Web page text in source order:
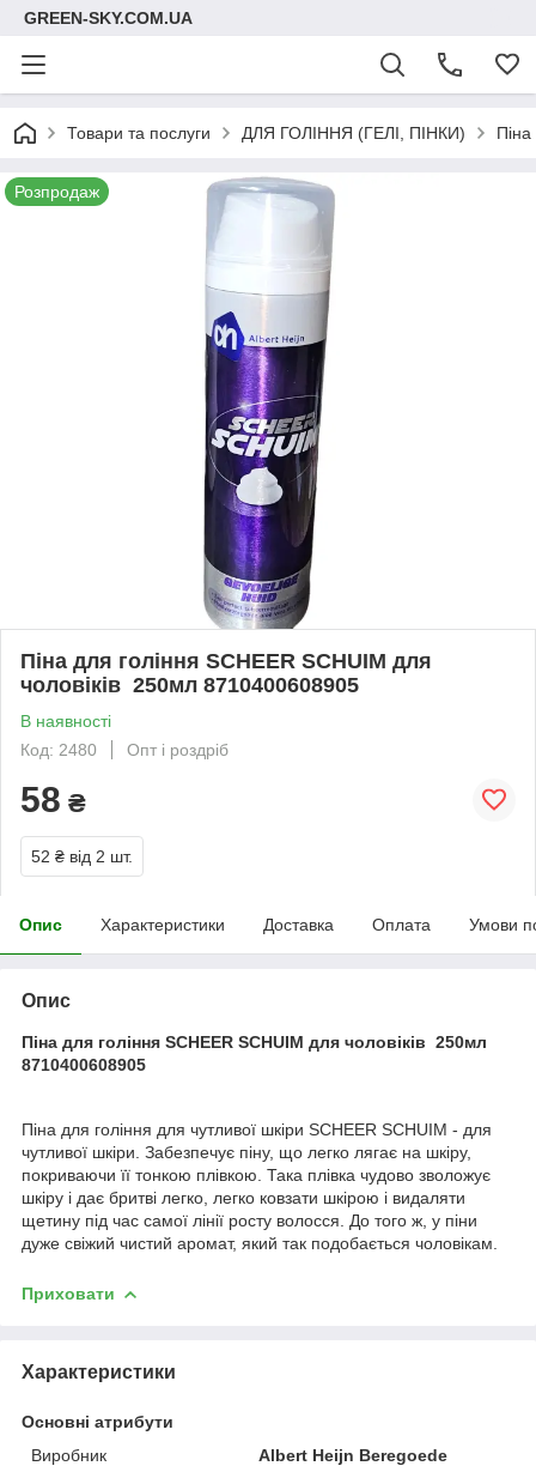
GREEN-SKY.COM.UA
Товари та послуги ДЛЯ ГОЛІННЯ (ГЕЛІ, ПІНКИ)
Розпродаж
Піна для гоління SCHEER SCHUIM для
чоловіків 250мл 8710400608905
В наявності
Код: 2480
Опт і роздріб
58 ₴
52 ₴ від 2 шт.
Опис Характеристики Доставка Оплата Умови
Опис
Піна для гоління SCHEER SCHUIM для чоловіків 250мл
8710400608905
Піна для гоління для чутливої ​​шкіри SCHEER SCHUIM - для
чутливої ​​шкіри. Забезпечує піну, що легко лягає на шкіру,
покриваючи її тонкою плівкою. Така плівка чудово зволожує
шкіру і дає бритві легко, легко ковзати шкірою і видаляти
щетину під час самої лінії росту волосся. До того ж, у піни
дуже свіжий чистий аромат, який так подобається чоловікам.
Приховати
Характеристики
Основні атрибути
Виробник
Albert Heijn Beregoede